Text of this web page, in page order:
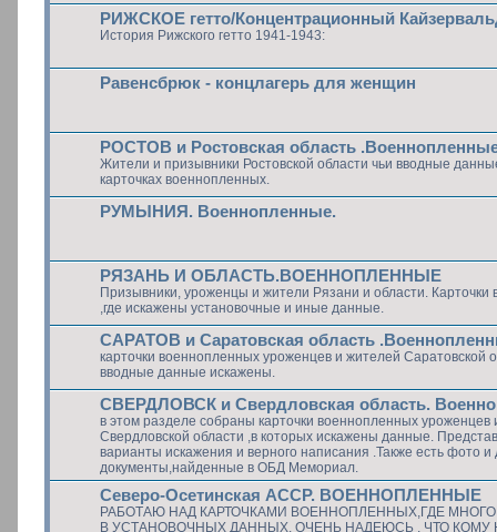
РИЖСКОЕ гетто/Концентрационный
История Рижского гетто 1941-1943:
Равенсбрюк - концлагерь для женщин
РОСТОВ и Ростовская область
Жители и призывники Ростовской области чьи вводные
карточках военнопленных.
РУМЫНИЯ. Военнопленные.
РЯЗАНЬ И ОБЛАСТЬ.ВОЕННОПЛЕННЫЕ
Призывники, уроженцы и жители Рязани и области. Карточки
,где искажены установочные и иные данные.
САРАТОВ и Саратовская область
карточки военнопленных уроженцев и жителей Саратовской
вводные данные искажены.
СВЕРДЛОВСК и Свердловская область.
в этом разделе собраны карточки военнопленных уроженцев
Свердловской области ,в которых искажены данные.
варианты искажения и верного написания .Также есть фото и
документы,найденные в ОБД Мемориал.
Северо-Осетинская АССР. ВОЕННОПЛЕННЫЕ
РАБОТАЮ НАД КАРТОЧКАМИ ВОЕННОПЛЕННЫХ,ГДЕ
В УСТАНОВОЧНЫХ ДАННЫХ. ОЧЕНЬ НАДЕЮСЬ , ЧТО КОМУ